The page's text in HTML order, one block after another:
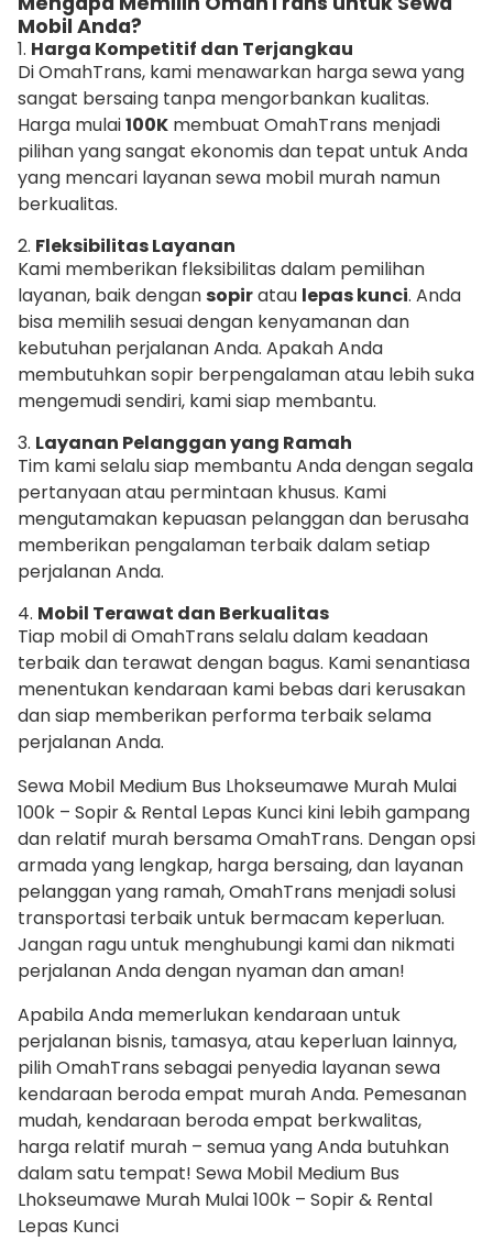
Mobil Anda?
1. Harga Kompetitif dan Terjangkau
Di OmahTrans, kami menawarkan harga sewa yang
sangat bersaing tanpa mengorbankan kualitas.
Harga mulai100K membuat OmahTrans menjadi
pilihan yang sangat ekonomis dan tepat untuk Anda
yang mencari layanan sewa mobil murah namun
berkualitas.
2. Fleksibilitas Layanan
Kami memberikan fleksibilitas dalam pemilihan
layanan, baik dengansopiratau lepas kunci. Anda
bisa memilih sesuai dengan kenyamanan dan
kebutuhan perjalanan Anda. Apakah Anda
membutuhkan sopir berpengalaman atau lebih suka
mengemudi sendiri, kami siap membantu.
3. Layanan Pelanggan yang Ramah
Tim kami selalu siap membantu Anda dengan segala
pertanyaan atau permintaan khusus. Kami
mengutamakan kepuasan pelanggan dan berusaha
memberikan pengalaman terbaik dalam setiap
perjalanan Anda.
4. Mobil Terawat dan Berkualitas
Tiap mobil di OmahTrans selalu dalam keadaan
terbaik dan terawat dengan bagus. Kami senantiasa
menentukan kendaraan kami bebas dari kerusakan
dan siap memberikan performa terbaik selama
perjalanan Anda.
Sewa Mobil Medium Bus Lhokseumawe Murah Mulai
100k – Sopir & Rental Lepas Kunci kini lebih gampang
dan relatif murah bersama OmahTrans. Dengan opsi
armada yang lengkap, harga bersaing, dan layanan
pelanggan yang ramah, OmahTrans menjadi solusi
transportasi terbaik untuk bermacam keperluan.
Jangan ragu untuk menghubungi kami dan nikmati
perjalanan Anda dengan nyaman dan aman!
Apabila Anda memerlukan kendaraan untuk
perjalanan bisnis, tamasya, atau keperluan lainnya,
pilih OmahTrans sebagai penyedia layanan sewa
kendaraan beroda empat murah Anda. Pemesanan
mudah, kendaraan beroda empat berkwalitas,
harga relatif murah – semua yang Anda butuhkan
dalam satu tempat! Sewa Mobil Medium Bus
Lhokseumawe Murah Mulai 100k – Sopir & Rental
Lepas Kunci